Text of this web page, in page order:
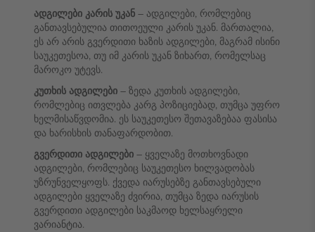
ადგილები კარის უკან – ადგილები, რომლებიც
განთავსებულია თითოეული კარის უკან. მართალია,
ეს არ არის გვერდითი ხაზის ადგილები, მაგრამ ისინი
საუკეთესოა, თუ იმ კარის უკან ზიხართ, რომელსაც
მაროკო უტევს.
კუთხის ადგილები – ზედა კუთხის ადგილები,
რომლებიც ითვლება კარგ პოზიციებად, თუმცა უფრო
ხელმისაწვდომია. ეს საუკეთესო შეთავაზებაა ფასისა
და ხარისხის თანაფარდობით.
გვერდითი ადგილები – ყველაზე მოთხოვნადი
ადგილები, რომლებიც საუკეთესო ხილვადობას
უზრუნველყოფს. ქვედა იარუსებზე განთავსებული
ადგილები ყველაზე ძვირია, თუმცა ზედა იარუსის
გვერდითი ადგილები საკმაოდ ხელსაყრელი
ვარიანტია.